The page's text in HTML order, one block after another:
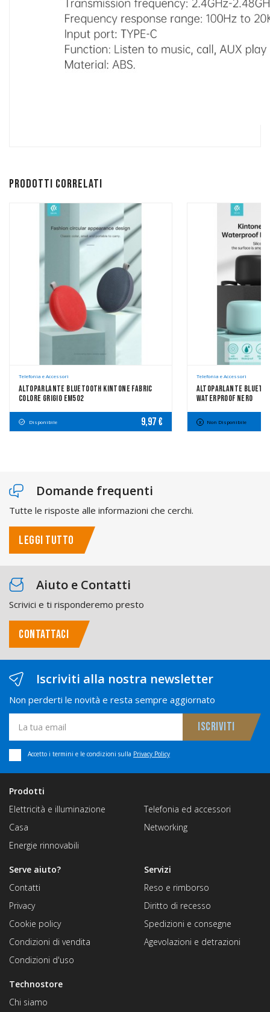
Prodotti correlati
Telefonia e Accessori
Altoparlante Bluetooth Kintone Fabric
Colore Grigio EM502
Disponibile 9,97 €
Telefonia e Accessori
Altoparlante
Waterproof Nero
Non Disponibile
Domande frequenti
Tutte le risposte alle informazioni che cerchi.
LEGGI TUTTO
Aiuto e Contatti
Scrivici e ti risponderemo presto
CONTATTACI
Iscriviti alla nostra newsletter
Non perderti le novità e resta sempre aggiornato
Accetto i termini e le condizioni sulla Privacy Policy
Prodotti
Elettricità e illuminazione
Casa
Energie rinnovabili
Telefonia ed accessori
Networking
Technostore
Chi siamo
Servizi
Reso e rimborso
Diritto di recesso
Spedizioni e consegne
Agevolazioni e detrazioni
Serve aiuto?
Contatti
Privacy
Cookie policy
Condizioni di vendita
Condizioni d'uso